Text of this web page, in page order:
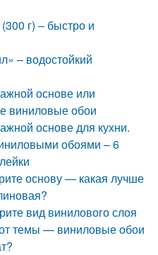
г) – быстро и
– водостойкий
основе или
виниловые обои
основе для кухни.
обоями – 6
основу — какая лучше
вид винилового слоя
темы — виниловые обои